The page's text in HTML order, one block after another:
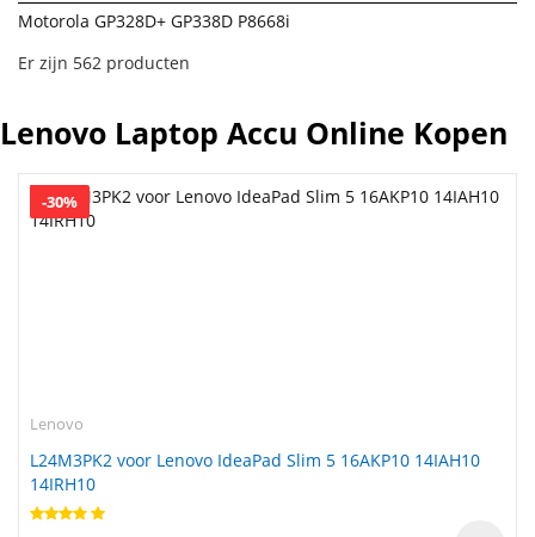
Motorola GP328D+ GP338D P8668i
Er zijn 562 producten
Lenovo Laptop Accu Online Kopen
-30%
Lenovo
L24M3PK2 voor Lenovo IdeaPad Slim 5 16AKP10 14IAH10
14IRH10